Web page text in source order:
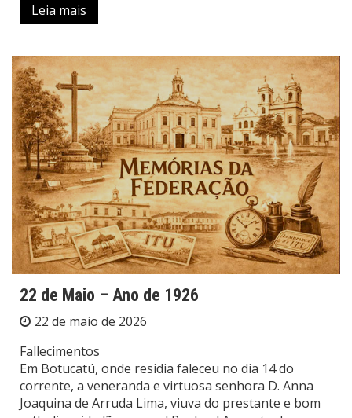
Leia mais
22 de Maio – Ano de 1926
22 de maio de 2026
Fallecimentos
Em Botucatú, onde residia faleceu no dia 14 do
corrente, a veneranda e virtuosa senhora D. Anna
Joaquina de Arruda Lima, viuva do prestante e bom